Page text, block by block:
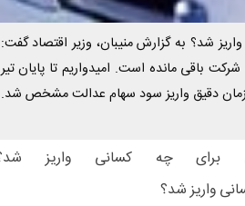
کسانی واریز شد؟ به گزارش منیبان، وزیر اقتصاد گفت:
باقی مانده است. امیدواریم تا پایان تیر
دقیق واریز سود سهام عدالت مشخص شد.